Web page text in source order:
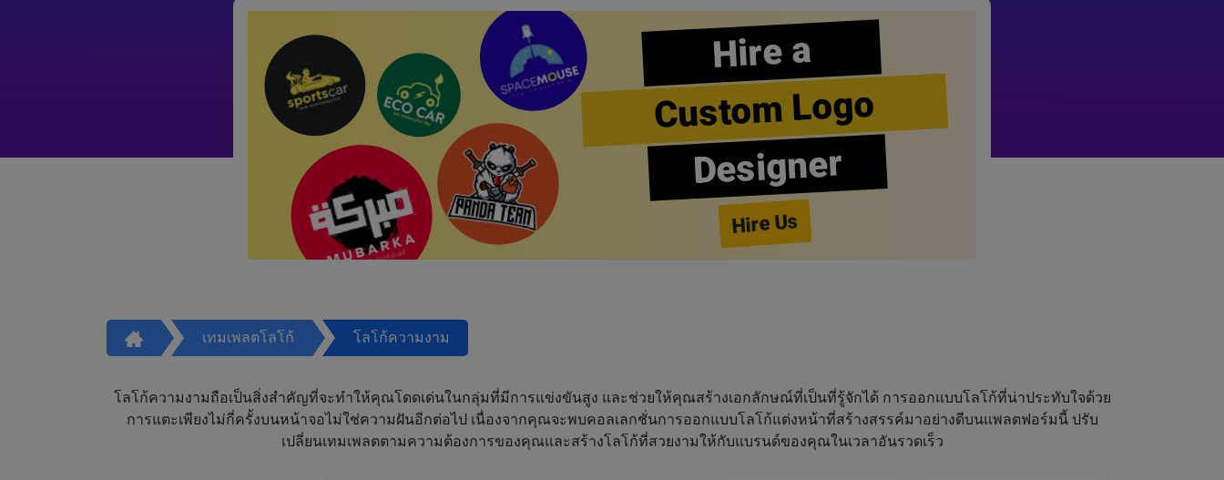
Hire a
Custom Logo
Designer
Hire Us
เทมเพลตโลโก้ โลโก้ความงาม
โลโก้ความงามถือเป็นสิ่งสำคัญที่จะทำให้คุณโดดเด่นในกลุ่มที่มีการแข่งขันสูง และช่วยให้คุณสร้างเอกลักษณ์ที่เป็นที่รู้จักได้ การออกแบบโลโก้ที่น่าประทับใจด้วย
การแตะเพียงไม่กี่ครั้งบนหน้าจอไม่ใช่ความฝันอีกต่อไป เนื่องจากคุณจะพบคอลเลกชั่นการออกแบบโลโก้แต่งหน้าที่สร้างสรรค์มาอย่างดีบนแพลตฟอร์มนี้ ปรับ
เปลี่ยนเทมเพลตตามความต้องการของคุณและสร้างโลโก้ที่สวยงามให้กับแบรนด์ของคุณในเวลาอันรวดเร็ว